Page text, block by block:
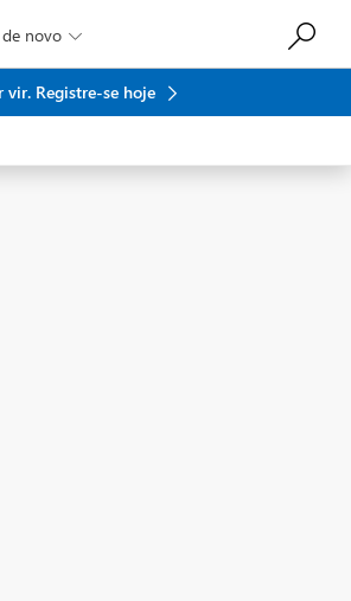
de novo 
vir. Registre-se hoje